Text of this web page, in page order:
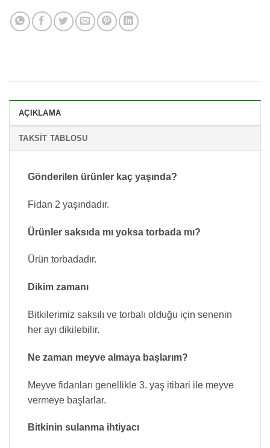
AÇIKLAMA
TAKSIT TABLOSU
Gönderilen ürünler kaç yaşında?
Fidan 2 yaşındadır.
Ürünler saksıda mı yoksa torbada mı?
Ürün torbadadır.
Dikim zamanı
Bitkilerimiz saksılı ve torbalı olduğu için senenin
her ayı dikilebilir.
Ne zaman meyve almaya başlarım?
Meyve fidanları genellikle 3. yaş itibari ile meyve
vermeye başlarlar.
Bitkinin sulanma ihtiyacı